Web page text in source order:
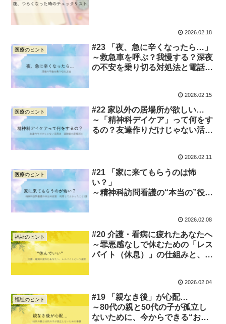
2026.02.18
医療のヒント
#23 「夜、急に辛くなったら…」
～救急車を呼ぶ？我慢する？深夜
の不安を乗り切る対処法と電話相
2026.02.15
医療のヒント
#22 家以外の居場所が欲しい…
～「精神科デイケア」って何をす
るの？友達作りだけじゃない活用
2026.02.11
医療のヒント
#21 「家に来てもらうのは怖
い？」
～精神科訪問看護の“本当の”役割
2026.02.08
福祉のヒント
#20 介護・看病に疲れたあなたへ
～罪悪感なしで休むための「レス
パイト（休息）」の仕組みと、プ
2026.02.04
福祉のヒント
#19 「親なき後」が心配…
～80代の親と50代の子が孤立し
ないために、今からできる“お金